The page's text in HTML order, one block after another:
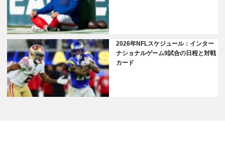
2026年NFLスケジュール：インター
ナショナルゲーム9試合の日程と対戦
カード